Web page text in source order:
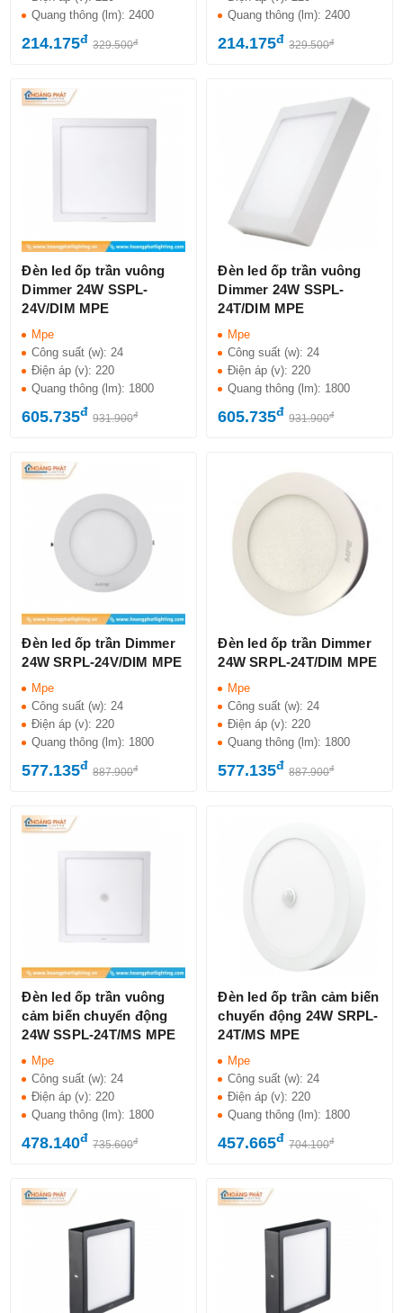
Quang thông (lm):2400
214.175đ 329.500đ
Quang thông (lm):2400
214.175đ 329.500đ
Đèn led ốp trần vuông
Dimmer 24W SSPL-
24V/DIM MPE
Mpe
Công suất (w): 24
Điện áp (v): 220
Quang thông (lm): 1800
605.735đ 931.900đ
Đèn led ốp trần vuông
Dimmer 24W SSPL-
24T/DIM MPE
Mpe
Công suất (w): 24
Điện áp (v): 220
Quang thông (lm): 1800
605.735đ 931.900đ
Đèn led ốp trần Dimmer
24W SRPL-24V/DIM MPE
Mpe
Công suất (w): 24
Điện áp (v): 220
Quang thông (lm): 1800
577.135đ 887.900đ
Đèn led ốp trần Dimmer
24W SRPL-24T/DIM MPE
Mpe
Công suất (w): 24
Điện áp (v): 220
Quang thông (lm): 1800
577.135đ 887.900đ
Đèn led ốp trần vuông
cảm biến chuyển động
24W SSPL-24T/MS MPE
Mpe
Công suất (w): 24
Điện áp (v): 220
Quang thông (lm): 1800
478.140đ 735.600đ
Đèn led ốp trần cảm biến
chuyển động 24W SRPL-
24T/MS MPE
Mpe
Công suất (w): 24
Điện áp (v): 220
Quang thông (lm): 1800
457.665đ 704.100đ